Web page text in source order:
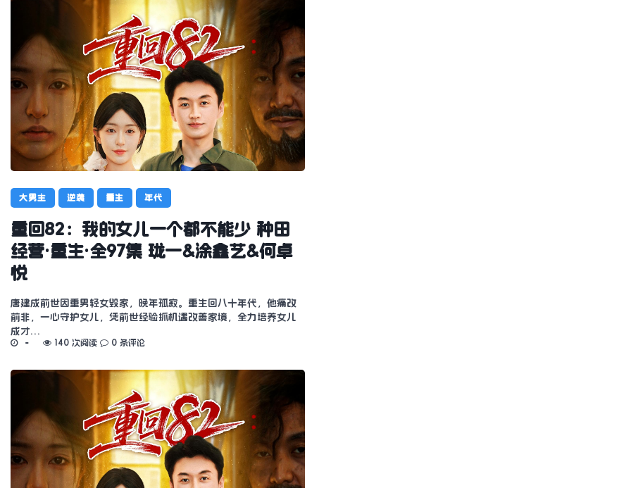
大男主 逆袭 重生 年代
重回82：我的女儿一个都不能少 种田
经营·重生·全97集 珑一&涂鑫艺&何卓
悦
唐建成前世因重男轻女毁家，晚年孤寂。重生回八十年代，他痛改
前非，一心守护女儿，凭前世经验抓机遇改善家境，全力培养女儿
成才…
140 次阅读 0 条评论